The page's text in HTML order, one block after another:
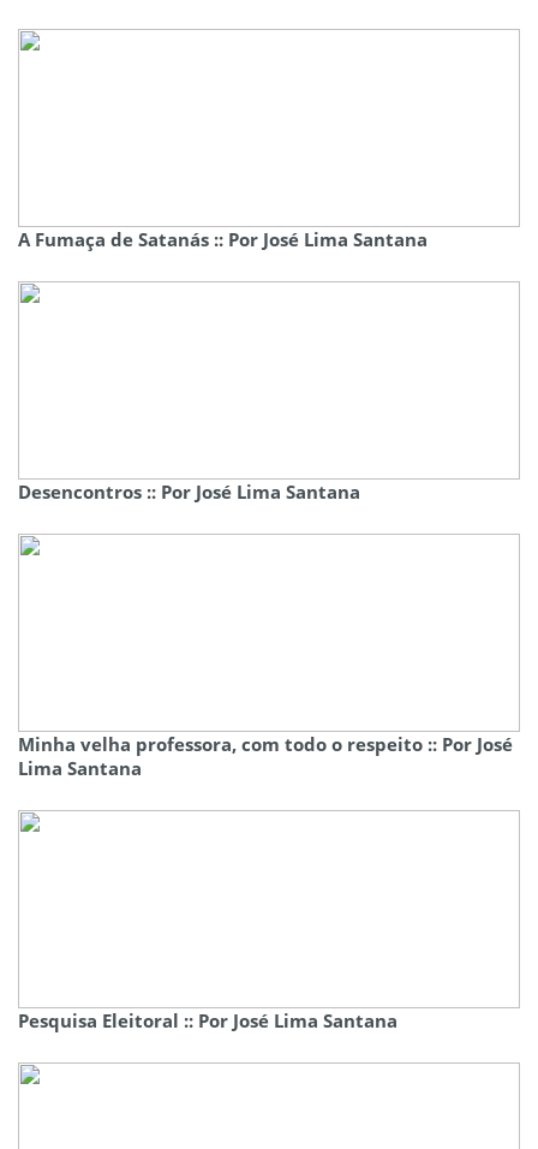
A Fumaça de Satanás :: Por José Lima Santana
Desencontros :: Por José Lima Santana
Minha velha professora, com todo o respeito :: Por José
Lima Santana
Pesquisa Eleitoral :: Por José Lima Santana